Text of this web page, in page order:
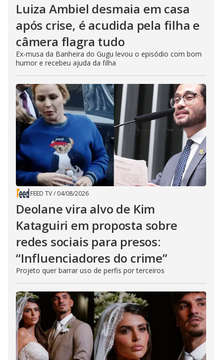
Luiza Ambiel desmaia em casa
após crise, é acudida pela filha e
câmera flagra tudo
Ex-musa da Banheira do Gugu levou o episódio com bom
humor e recebeu ajuda da filha
FEED TV/ 04/08/2026
Deolane vira alvo de Kim
Kataguiri em proposta sobre
redes sociais para presos:
“Influenciadores do crime”
Projeto quer barrar uso de perfis por terceiros